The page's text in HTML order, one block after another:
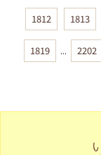
1812 1813
1819 ... 2202